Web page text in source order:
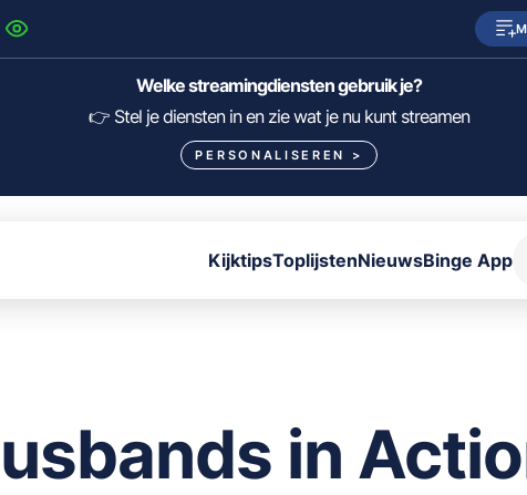
SkyShowtime Prime Video
HBO Max NPO Start
Pathé Thuis
Welke streamingdiensten gebruik je?
👉 Stel je diensten in en zie wat je nu kunt streamen
PERSONALISEREN >
KijktipsToplijstenNieuwsBinge App
in